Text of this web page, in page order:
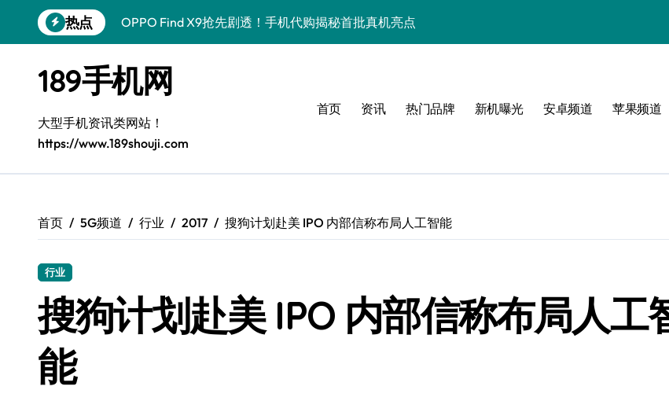
到
热点
OPPO Find X9抢先剧透！手机代购揭秘首批真机亮点
手机代购揭秘：iPhone 17 Pro Max抢先知，手机管家速递新资讯！
一加Turbo 6性能狂飙！手机代购带你抢先解锁极速体验
小米17 Pro新机速递！代购揭秘亮点+超实用技巧大放送
三星W26独家揭秘！新功能、超值优惠、技巧全掌握！
手机代购揭秘：真我GT8来袭，潮流科技乐享不停！
三星W26新资讯速递！代购直享动态与服务全攻略
189手机网
大型手机资讯类网站！
https://www.189shouji.com
首页 资讯 热门品牌 新机曝光 安卓频道 苹果频道
首页 5G频道 行业 2017 搜狗计划赴美 IPO 内部信称布局人工智能
行业
搜狗计划赴美 IPO 内部信称布局人工
能